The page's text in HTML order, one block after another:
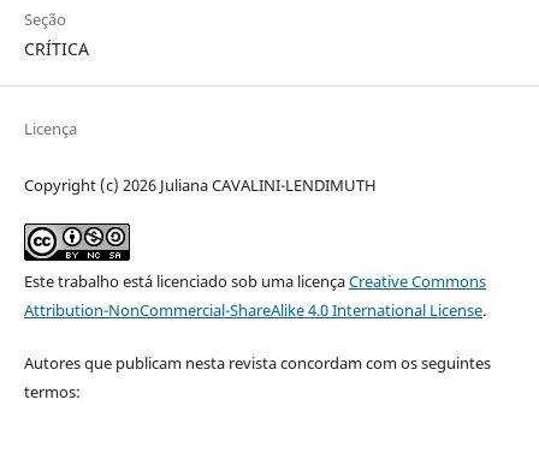
Seção
CRÍTICA
Licença
Copyright (c) 2026 Juliana CAVALINI-LENDIMUTH
Este trabalho está licenciado sob uma licençaCreative Commons
Attribution-NonCommercial-ShareAlike 4.0 International License.
Autores que publicam nesta revista concordam com os seguintes
termos: